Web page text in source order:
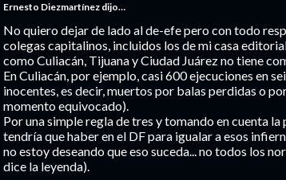
Ernesto Diezmartínez dijo…
No quiero dejar de lado al de-efe pero con todo
colegas capitalinos, incluidos los de mi casa
como Culiacán, Tijuana y Ciudad Juárez no tiene
En Culiacán, por ejemplo, casi 600 ejecuciones en
inocentes, es decir, muertos por balas perdidas o
momento equivocado).
Por una simple regla de tres y tomando en cuenta
tendría que haber en el DF para igualar a esos
no estoy deseando que eso suceda... no todos los
dice la leyenda).